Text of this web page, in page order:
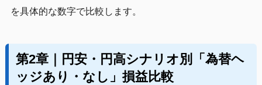
を具体的な数字で比較します。
第2章｜円安・円高シナリオ別「為替ヘ
ッジあり・なし」損益比較